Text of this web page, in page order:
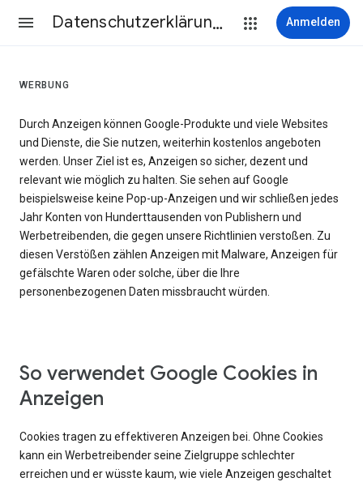
Datenschutzerklärung & Nutzungsbedingungen Anmelden
WERBUNG
Durch Anzeigen können Google-Produkte und viele Websites
und Dienste, die Sie nutzen, weiterhin kostenlos angeboten
werden. Unser Ziel ist es, Anzeigen so sicher, dezent und
relevant wie möglich zu halten. Sie sehen auf Google
beispielsweise keine Pop-up-Anzeigen und wir schließen jedes
Jahr Konten von Hunderttausenden von Publishern und
Werbetreibenden, die gegen unsere Richtlinien verstoßen. Zu
diesen Verstößen zählen Anzeigen mit Malware, Anzeigen für
gefälschte Waren oder solche, über die Ihre
personenbezogenen Daten missbraucht würden.
So verwendet Google Cookies in
Anzeigen
Cookies tragen zu effektiveren Anzeigen bei. Ohne Cookies
kann ein Werbetreibender seine Zielgruppe schlechter
erreichen und er wüsste kaum, wie viele Anzeigen geschaltet